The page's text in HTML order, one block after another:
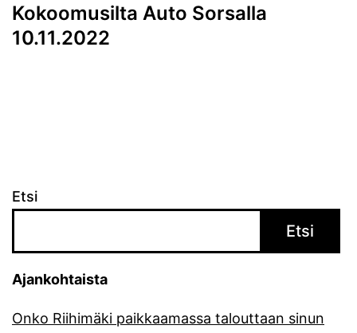
Kokoomusilta Auto Sorsalla
10.11.2022
Etsi
Etsi
Ajankohtaista
Onko Riihimäki paikkaamassa talouttaan sinun